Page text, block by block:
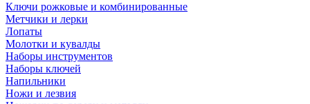
Ключи рожковые и комбинированные
Метчики и лерки
Лопаты
Молотки и кувалды
Наборы инструментов
Наборы ключей
Напильники
Ножи и лезвия